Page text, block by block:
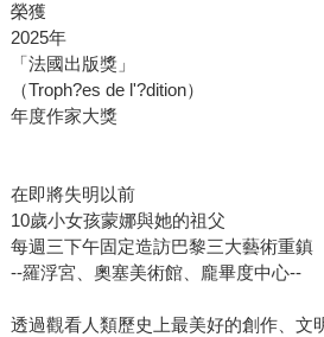
榮獲
2025年
「法國出版獎」
（Troph?es de l'?dition）
年度作家大獎
在即將失明以前
10歲小女孩蒙娜與她的祖父
每週三下午固定造訪巴黎三大藝術重鎮
--羅浮宮、奧塞美術館、龐畢度中心--
透過觀看人類歷史上最美好的創作、文